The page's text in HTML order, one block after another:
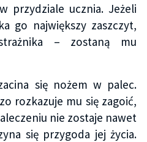
przydziale ucznia. Jeżeli
go największy zaszczyt,
– zostaną mu
się nożem w palec.
rozkazuje mu się zagoić,
nie zostaje nawet
się przygoda jej życia.